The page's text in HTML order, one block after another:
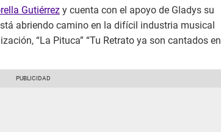
Gutiérrez y cuenta con el apoyo de Gladys su
abriendo camino en la difícil industria musical
“La Pituca” “Tu Retrato ya son cantados en